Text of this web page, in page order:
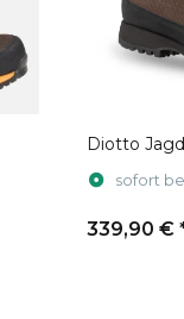
Diotto
sofort
339,90 €